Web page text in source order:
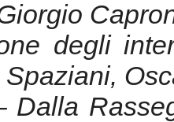
degli
Dalla